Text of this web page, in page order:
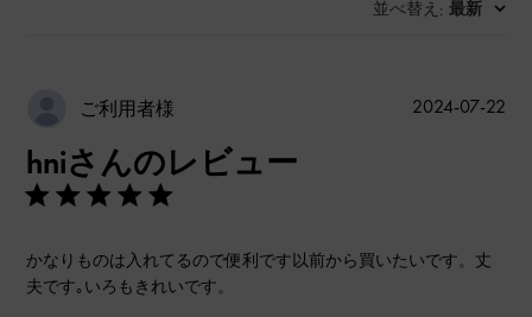
並べ替え : 最新
ご利用者様
hniさんのレビュー
かなりものは入れてるので便利です以前から買いたいです。丈
夫です｡いろもきれいです。
公
2024-07-22